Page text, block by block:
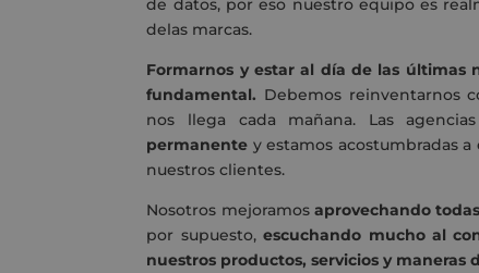
de datos, por eso nuestro equipo es
delas marcas.
Formarnos y estar al día de las últimas
fundamental. Debemos reinventarnos
nos llega cada mañana. Las
permanente y estamos acostumbradas
nuestros clientes.
Nosotros mejoramos aprovechando
por supuesto,escuchando mucho al
nuestros productos, servicios y maneras